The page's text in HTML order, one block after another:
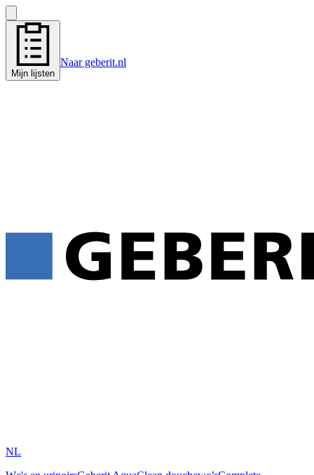
Mijn lijsten
Naar geberit.nl
NL